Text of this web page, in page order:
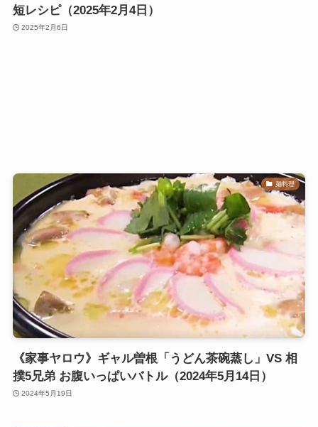
短レシピ（2025年2月4日）
2025年2月6日
麺料理
《家事ヤロウ》ギャル曽根「うどん茶碗蒸し」VS 相
撲5兄弟 お腹いっぱいバトル（2024年5月14日）
2024年5月19日